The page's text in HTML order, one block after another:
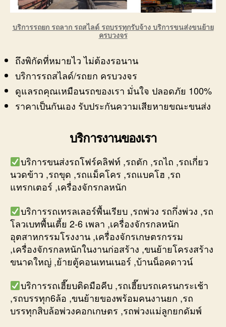
บริการรถยก รถลาก รถสไลด์รถบรรทุกรับจ้าง บริการขนส่งขนย้าย
ครบวงจร
ถึงพิกัดที่หมายไว ไม่ต้องรอนาน
บริการรถสไลด์/รถยก ครบวงจร
ดูแลรถคุณเหมือนรถของเรา มั่นใจ ปลอดภัย 100%
ราคาเป็นกันเอง รับประกันความเสียหายขณะขนส่ง
บริการงานของเรา
บริการขนส่งรถโฟร์คลิฟท์ ,รถตัก ,รถไถ ,รถเกี่ยว
นวดข้าว ,รถขุด ,รถแม็คโคร ,รถแบคโฮ ,รถ
แทรกเตอร์ ,เครื่องจักรกลหนัก
บริการรถเทรลเลอร์พื้นเรียบ ,รถพ่วง รถกึ่งพ่วง ,รถ
โลวเบทพื้นเตี้ย 2-6 เพลา ,เครื่องจักรกลหนัก
อุตสาหกรรมโรงงาน ,เครื่องจักรเกษตรกรรม
,เครื่องจักรกลหนักในงานก่อสร้าง ,ขนย้ายโครงสร้าง
ขนาดใหญ่ ,ย้ายตู้คอนเทนเนอร์ ,บ้านน็อคดาวน์
บริการรถเฮี๊ยบติดมือคีบ ,รถเฮี๊ยบรถเครนกระเช้า
,รถบรรทุก6ล้อ ,ขนย้ายของพร้อมคนงานยก ,รถ
บรรทุกสิบล้อพ่วงคอกเกษตร ,รถพ่วงแม่ลูกยกดัมพ์